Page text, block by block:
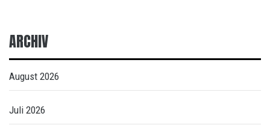
ARCHIV
August 2026
Juli 2026